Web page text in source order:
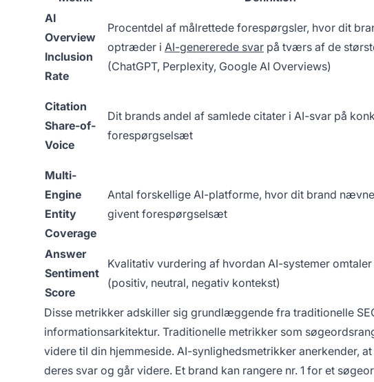
AI
Overview
Inclusion
Rate
Procentdel af målrettede forespørgsler, hvor dit
optræder i AI-genererede svar på tværs af de
(ChatGPT, Perplexity, Google AI Overviews)
Citation
Share-of-
Voice
Dit brands andel af samlede citater i AI-svar på
forespørgselsæt
Multi-
Engine
Entity
Coverage
Antal forskellige AI-platforme, hvor dit brand
givent forespørgselsæt
Answer
Sentiment
Score
Kvalitativ vurdering af hvordan AI-systemer
(positiv, neutral, negativ kontekst)
Disse metrikker adskiller sig grundlæggende fra traditionelle
informationsarkitektur. Traditionelle metrikker som
videre til din hjemmeside. AI-synlighedsmetrikker anerkender,
deres svar og går videre. Et brand kan rangere nr. 1 for et